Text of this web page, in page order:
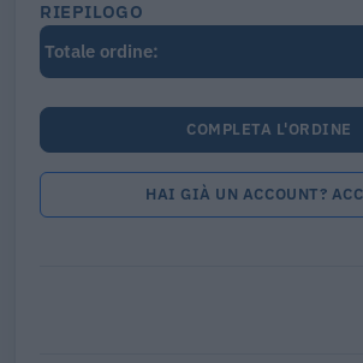
RIEPILOGO
Totale ordine:
COMPLETA L'ORDINE
HAI GIÀ UN ACCOUNT?